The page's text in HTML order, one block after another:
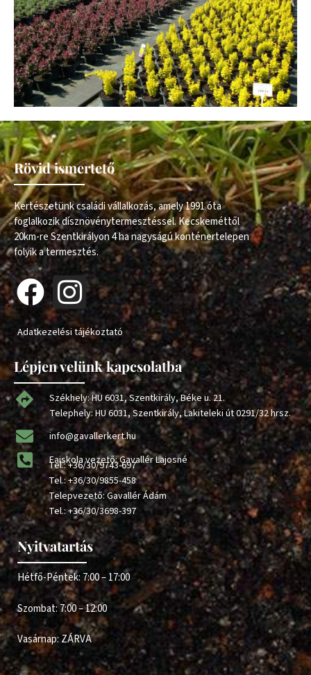
Rövid ismertető
Kertészetünk családi vállalkozás, amely 1991 óta
foglalkozik dísznövénytermesztéssel. Kecskeméttől
20km-re Szentkirályon 4 ha nagyságú konténertelepen
folyik a termesztés.
Adatkezelési tájékoztató
Lépjen velünk kapcsolatba
Székhely: HU 6031, Szentkirály, Béke u. 21.
Telephely: HU 6031, Szentkirály, Lakiteleki út 0291/32 hrsz.
info@gavallerkert.hu
Faiskola vezető: Gavallér Lajosné
Tel.:+36/30/9743-697
Tel.:+36/30/9855-458
Telepvezető: Gavallér Ádám
Tel.:+36/30/3698-397
Nyitvatartás
Hétfő-Péntek: 7:00 – 17:00
Szombat: 7:00 – 12:00
Vasárnap: ZÁRVA